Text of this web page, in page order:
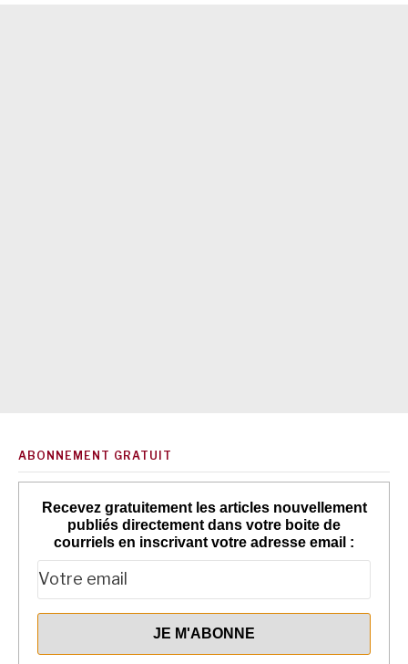
ABONNEMENT GRATUIT
Recevez gratuitement les articles nouvellement
publiés directement dans votre boite de
courriels en inscrivant votre adresse email :